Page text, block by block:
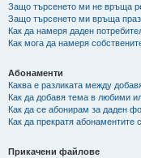
Защо търсенето ми не връща
Защо търсенето ми връща
Как да намеря даден
Как мога да намеря
Абонаменти
Каква е разликата между
Как да добавя тема в любими
Как да се абонирам за даден
Как да прекратя абонаментите
Прикачени файлове